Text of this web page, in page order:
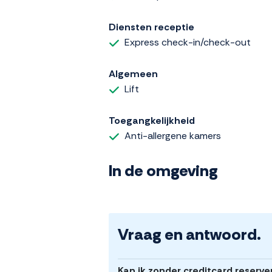
Diensten receptie
Express check-in/check-out
Algemeen
Lift
Toegangkelijkheid
Anti-allergene kamers
In de omgeving
Vraag en antwoord.